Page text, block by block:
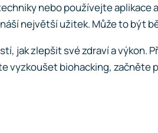
nebo používejte aplikace
největší užitek. Může to být
jak zlepšit své zdraví a
vyzkoušet biohacking,